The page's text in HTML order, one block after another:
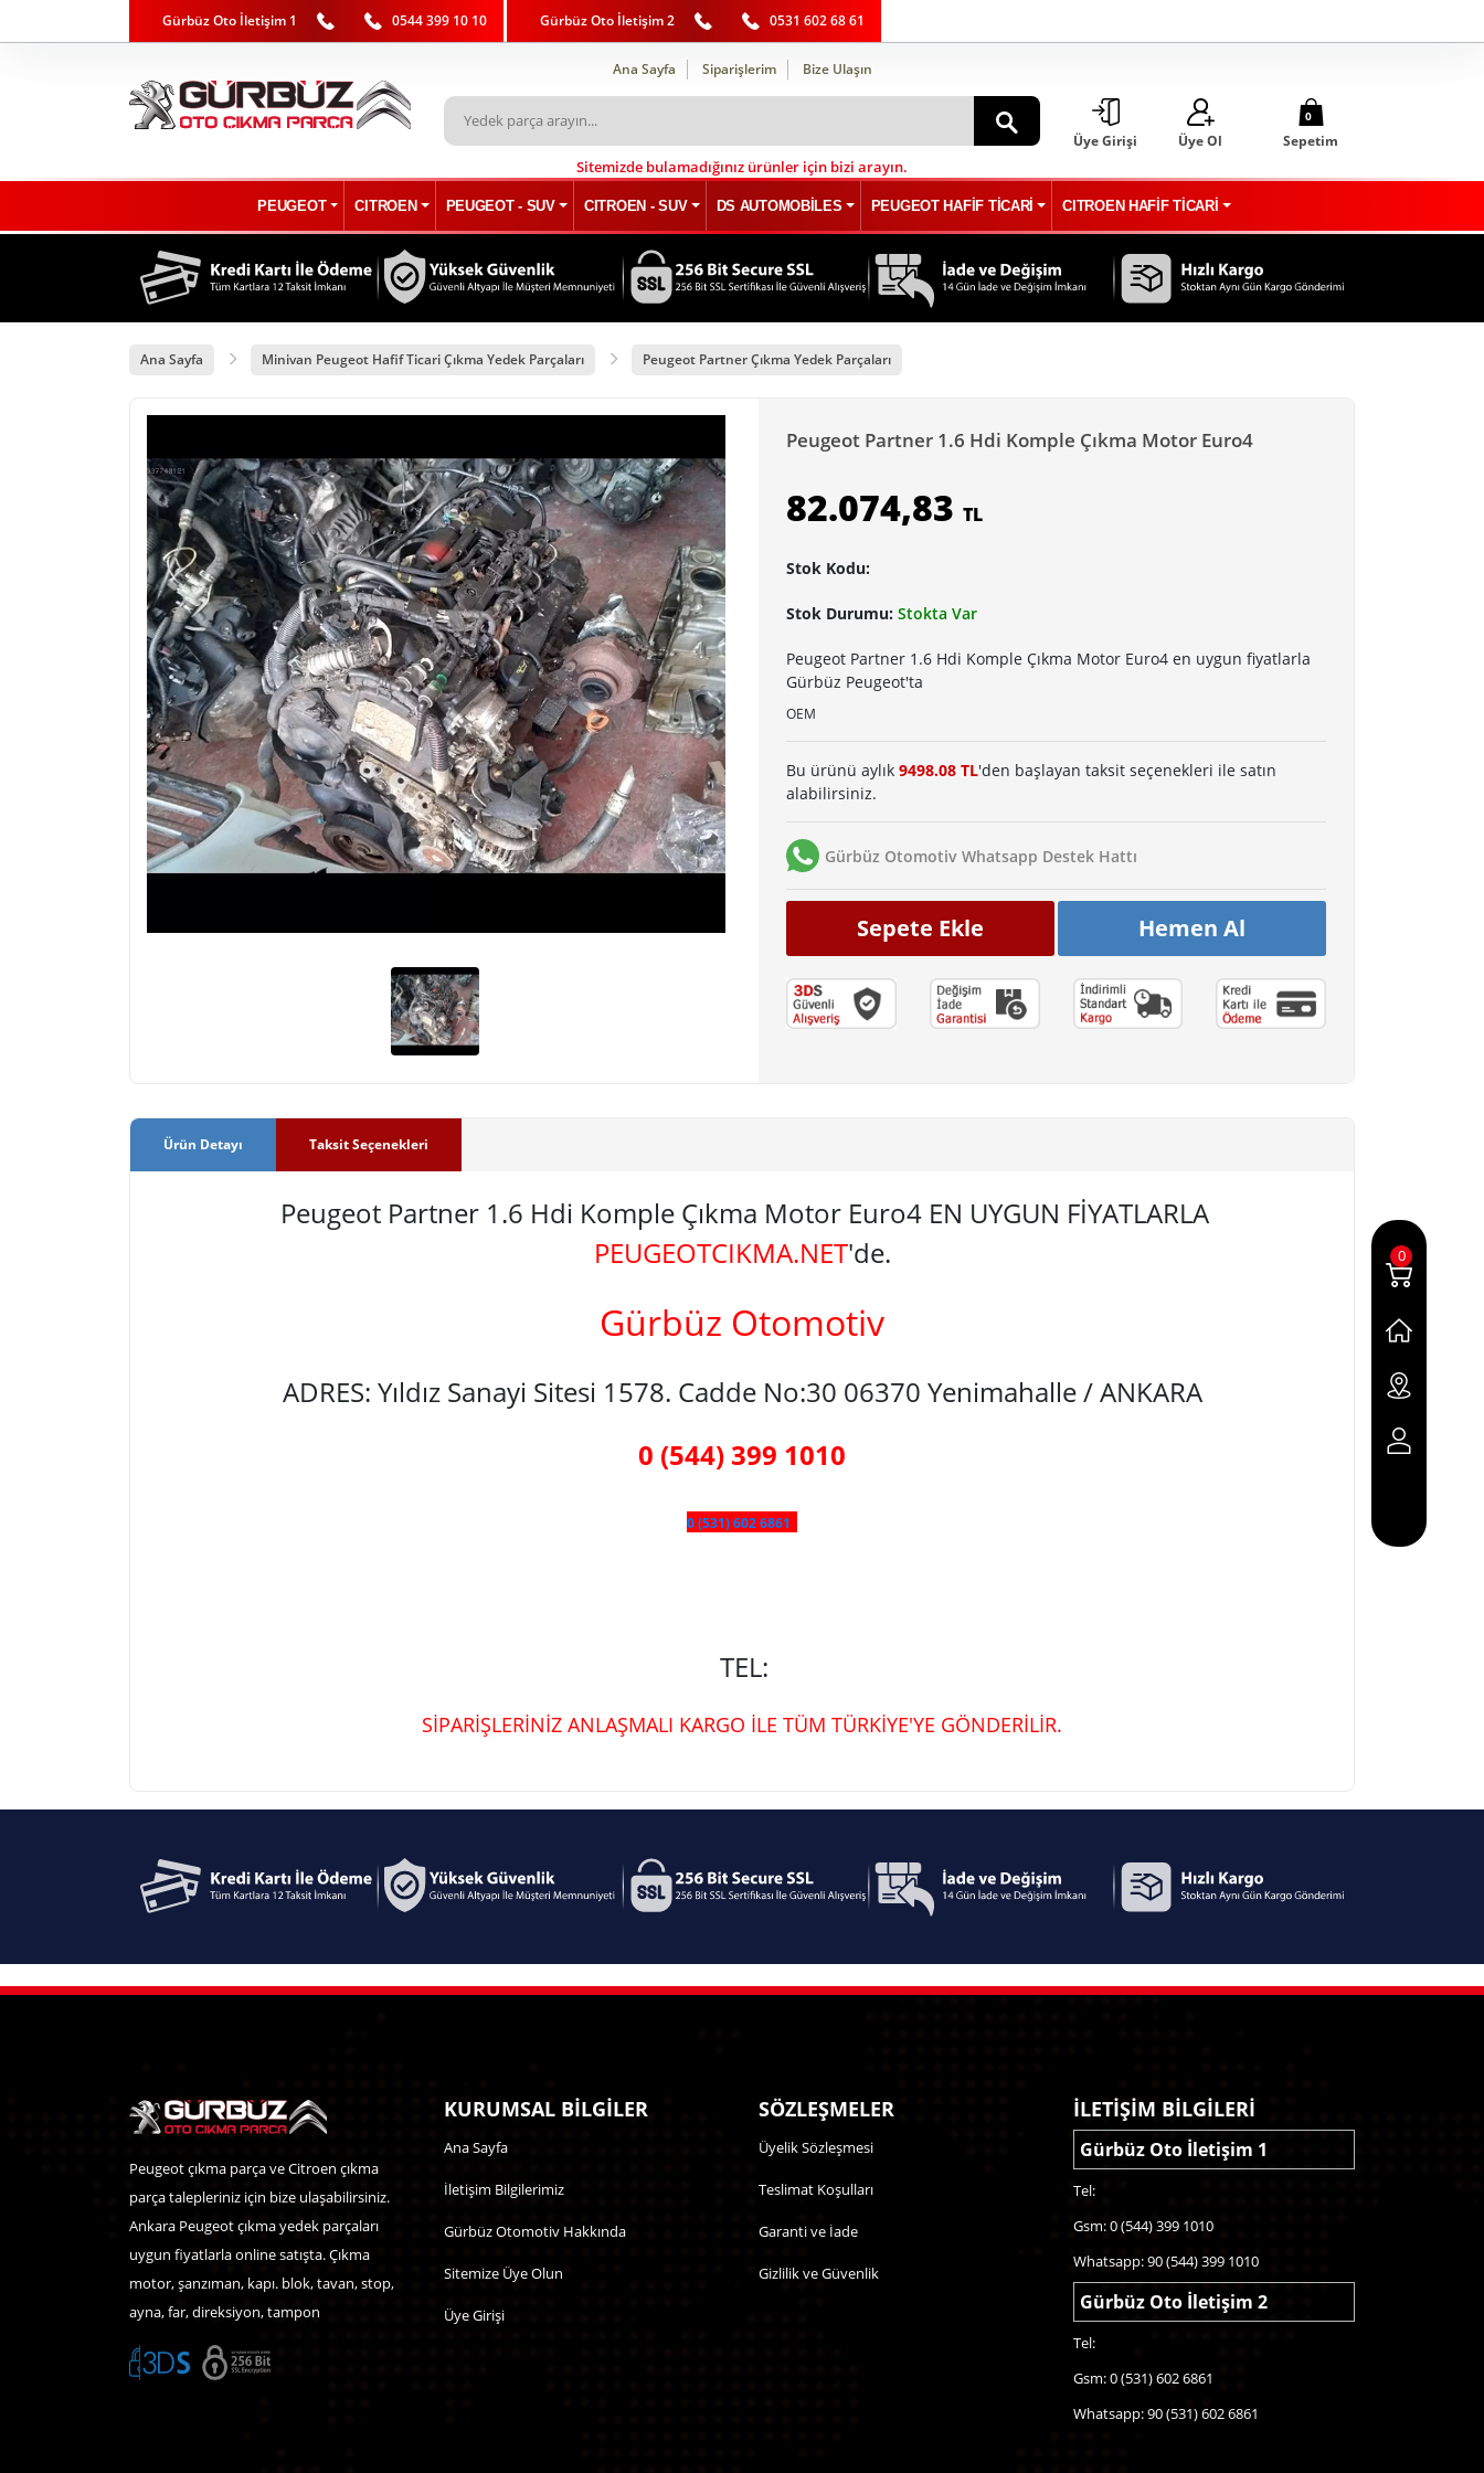
Gürbüz Oto İletişim 1 0544 399 10 10 Gürbüz Oto İletişim 2 0531 602 68 61
Ana Sayfa Siparişlerim Bize Ulaşın
Sitemizde bulamadığınız ürünler için bizi arayın.
Üye Girişi Üye Ol
0
Sepetim
PEUGEOT CITROEN PEUGEOT - SUV CITROEN - SUV DS AUTOMOBİLES PEUGEOT HAFİF TİCARİ CITROEN HAFİF TİCARİ
Ana Sayfa Minivan Peugeot Hafif Ticari Çıkma Yedek Parçaları Peugeot Partner Çıkma Yedek Parçaları
Peugeot Partner 1.6 Hdi Komple Çıkma Motor Euro4
82.074,83 TL
Stok Kodu:
Stok Durumu: Stokta Var
Peugeot Partner 1.6 Hdi Komple Çıkma Motor Euro4 en uygun fiyatlarla
Gürbüz Peugeot'ta
OEM
Bu ürünü aylık 9498.08 TL'den başlayan taksit seçenekleri ile satın
alabilirsiniz.
Gürbüz Otomotiv Whatsapp Destek Hattı
Sepete Ekle Hemen Al
Ürün Detayı Taksit Seçenekleri
Peugeot Partner 1.6 Hdi Komple Çıkma Motor Euro4 EN UYGUN FİYATLARLA
PEUGEOTCIKMA.NET'de.
Gürbüz Otomotiv
ADRES: Yıldız Sanayi Sitesi 1578. Cadde No:30 06370 Yenimahalle / ANKARA
0 (544) 399 1010
0 (531) 602 6861
TEL:
SİPARİŞLERİNİZ ANLAŞMALI KARGO İLE TÜM TÜRKİYE'YE GÖNDERİLİR.
0
Peugeot çıkma parça ve Citroen çıkma
parça talepleriniz için bize ulaşabilirsiniz.
Ankara Peugeot çıkma yedek parçaları
uygun fiyatlarla online satışta. Çıkma
motor, şanzıman, kapı. blok, tavan, stop,
ayna, far, direksiyon, tampon
KURUMSAL BİLGİLER
Ana Sayfa
İletişim Bilgilerimiz
Gürbüz Otomotiv Hakkında
Sitemize Üye Olun
Üye Girişi
SÖZLEŞMELER
Üyelik Sözleşmesi
Teslimat Koşulları
Garanti ve İade
Gizlilik ve Güvenlik
İLETİŞİM BİLGİLERİ
Gürbüz Oto İletişim 1
Tel:
Gsm: 0 (544) 399 1010
Whatsapp: 90 (544) 399 1010
Gürbüz Oto İletişim 2
Tel:
Gsm: 0 (531) 602 6861
Whatsapp: 90 (531) 602 6861